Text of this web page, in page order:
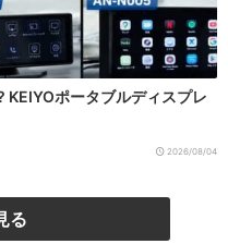
KEIYOポータブルディスプレ
2026/08/04
る